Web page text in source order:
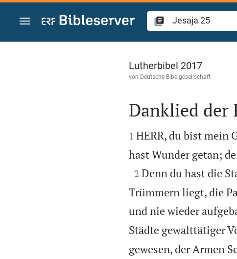
Zum Inhalt springen
Jesaja 25
Lutherbibel 2017
von Deutsche Bibelgesellschaft

Danklied der

1 HERR, du bist mein
hast Wunder getan;

2 Denn du hast die
Trümmern liegt, die
und nie wieder
Städte gewalttätiger
gewesen, der Armen